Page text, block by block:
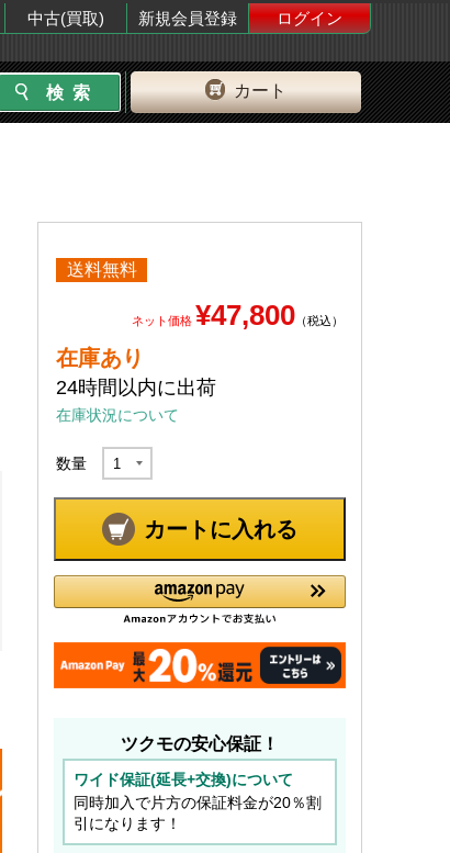
中古(買取) 新規会員登録
ログイン
カート
送料無料
ネット価格 ¥47,800 （税込）
在庫あり
24時間以内に出荷
在庫状況について
数量
カートに入れる
ツクモの安心保証！
ワイド保証(延長+交換)について
同時加入で片方の保証料金が20％割
引になります！